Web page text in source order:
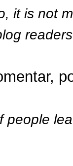
it is not
people